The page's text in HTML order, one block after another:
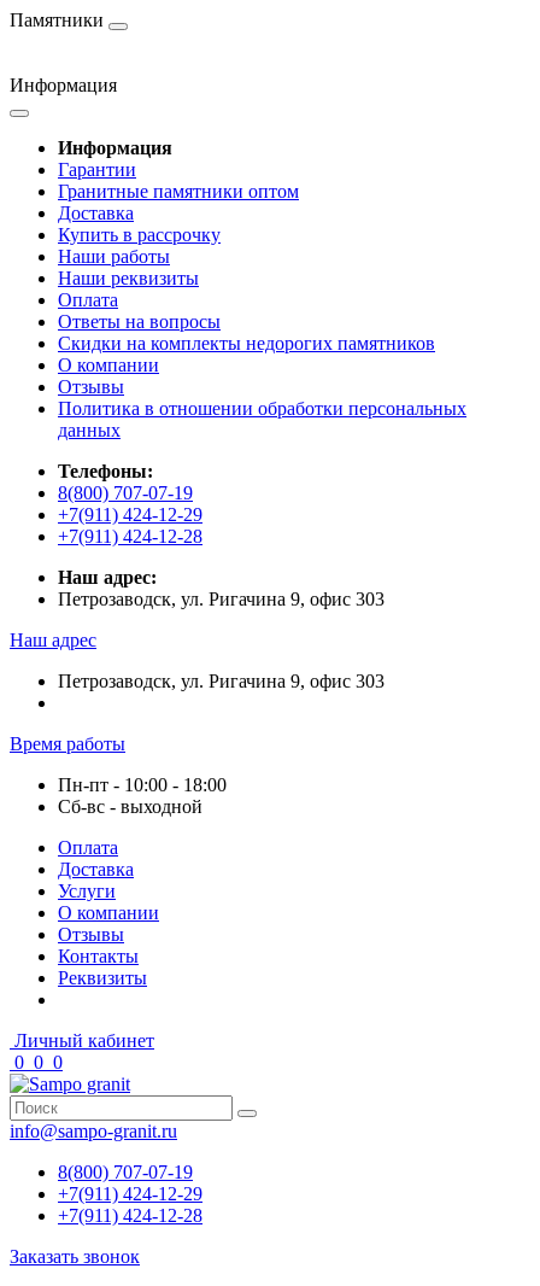
Памятники
Информация
Информация
Гарантии
Гранитные памятники оптом
Доставка
Купить в рассрочку
Наши работы
Наши реквизиты
Оплата
Ответы на вопросы
Скидки на комплекты недорогих памятников
О компании
Отзывы
Политика в отношении обработки персональных
данных
Телефоны:
8(800) 707-07-19
+7(911) 424-12-29
+7(911) 424-12-28
Наш адрес:
Петрозаводск, ул. Ригачина 9, офис 303
Наш адрес
Петрозаводск, ул. Ригачина 9, офис 303
Время работы
Пн-пт - 10:00 - 18:00
Сб-вс - выходной
Оплата
Доставка
Услуги
О компании
Отзывы
Контакты
Реквизиты
Личный кабинет
0 0 0
info@sampo-granit.ru
8(800) 707-07-19
+7(911) 424-12-29
+7(911) 424-12-28
Заказать звонок